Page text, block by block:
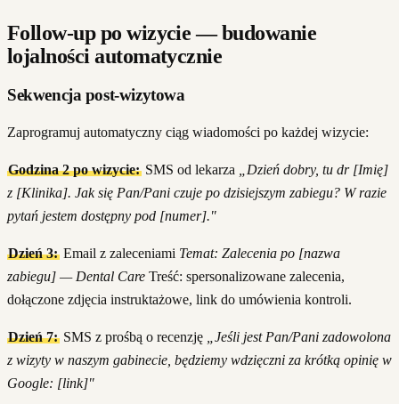
Follow-up po wizycie — budowanie
lojalności automatycznie
Sekwencja post-wizytowa
Zaprogramuj automatyczny ciąg wiadomości po każdej wizycie:
Godzina 2 po wizycie:SMS od lekarza
„Dzień dobry, tu dr [Imię]
z [Klinika]. Jak się Pan/Pani czuje po dzisiejszym zabiegu? W razie
pytań jestem dostępny pod [numer]."
Dzień 3:Email z zaleceniami Temat: Zalecenia po [nazwa
zabiegu] — Dental Care Treść: spersonalizowane zalecenia,
dołączone zdjęcia instruktażowe, link do umówienia kontroli.
Dzień 7:SMS z prośbą o recenzję
„Jeśli jest Pan/Pani zadowolona
z wizyty w naszym gabinecie, będziemy wdzięczni za krótką opinię w
Google: [link]"